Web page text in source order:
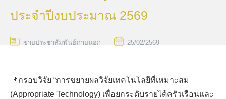
ประจำปีงบประมาณ 2569
ข่ายประชาสัมพันธ์ภายนอก 25/02/2569
📌กรอบวิจัย “การขยายผลวิจัยเทคโนโลยีที่เหมาะสม
(Appropriate Technology) เพื่อยกระดับรายได้ครัวเรือนและ